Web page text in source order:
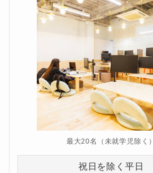
最大20名（未就学児除く）
祝日を除く平日